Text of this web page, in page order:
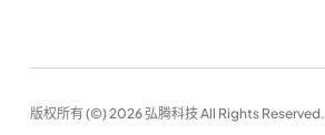
版权所有 (©) 2026 弘腾科技 All Rights Reserved.